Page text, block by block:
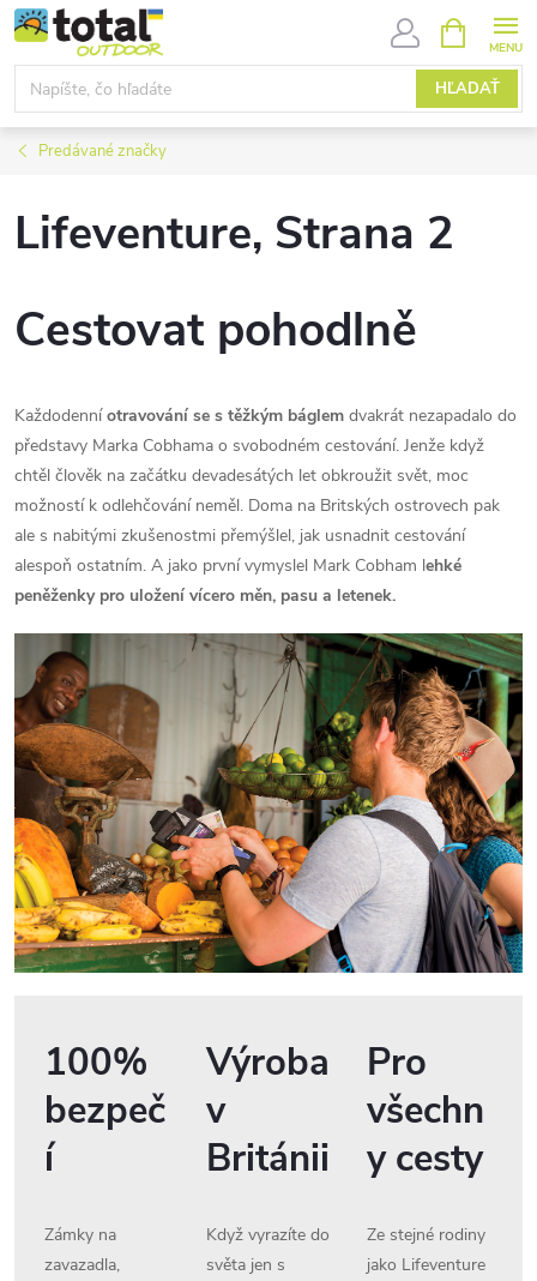
Prejsť
na
obsah
HĽADAŤ
KOŠÍK
Predávané značky
Lifeventure, Strana 2
Cestovat pohodlně
Každodenníotravování se s těžkým báglem dvakrát nezapadalo do
představy Marka Cobhama o svobodném cestování. Jenže když
chtěl člověk na začátku devadesátých let obkroužit svět, moc
možností k odlehčování neměl. Doma na Britských ostrovech pak
ale s nabitými zkušenostmi přemýšlel, jak usnadnit cestování
alespoň ostatním. A jako první vymyslel Mark Cobham lehké
peněženky pro uložení vícero měn, pasu a letenek.
100%
bezpeč
í
Zámky na
zavazadla,
Výroba
v
Británii
Když vyrazíte do
světa jen s
Pro
všechn
y cesty
Ze stejné rodiny
jako Lifeventure